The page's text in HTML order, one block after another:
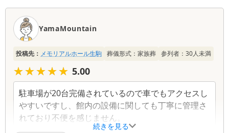
続きを見る
YamaMountain
投稿先： メモリアルホール生駒 葬儀形式： 家族葬 参列者： 30人未満
★★★★★
★★★★★ 5.00
駐車場が20台完備されているので車でもアクセスし
やすいですし、館内の設備に関しても丁寧に管理さ
れており不便を感じません。